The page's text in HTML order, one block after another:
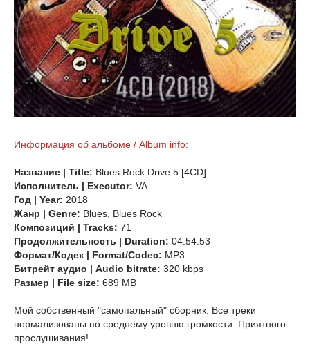
Информация об альбоме / Album info:
Название | Title: Blues Rock Drive 5 [4CD]
Исполнитель | Executor: VA
Год | Year: 2018
Жанр | Genre: Blues, Blues Rock
Композиций | Tracks: 71
Продолжительность | Duration: 04:54:53
Формат/Кодек | Format/Codec: MP3
Битрейт аудио | Audio bitrate: 320 kbps
Размер | File size: 689 MB
Мой собственный "самопальный" сборник. Все треки
нормализованы по среднему уровню громкости. Приятного
прослушивания!